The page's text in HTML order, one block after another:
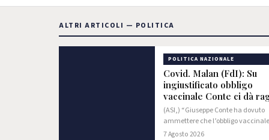
ALTRI ARTICOLI — POLITICA
POLITICA NAZIONALE
Covid. Malan (FdI): Su
ingiustificato obbligo
vaccinale Conte ci dà
(ASI,) “Giuseppe Conte ha dovuto
ammettere che l’obbligo
ingiustificato e irrazionale, come
7 Agosto 2026